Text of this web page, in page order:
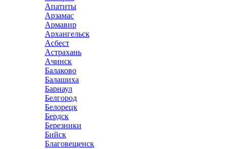
Апатиты
Арзамас
Армавир
Архангельск
Асбест
Астрахань
Ачинск
Балаково
Балашиха
Барнаул
Белгород
Белорецк
Бердск
Березники
Бийск
Благовещенск